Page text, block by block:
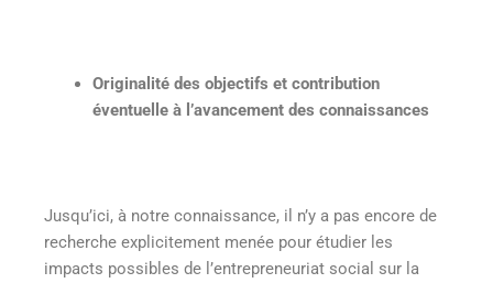
Originalité des objectifs et contribution
éventuelle à l’avancement des connaissances
Jusqu’ici, à notre connaissance, il n’y a pas encore de
recherche explicitement menée pour étudier les
impacts possibles de l’entrepreneuriat social sur la